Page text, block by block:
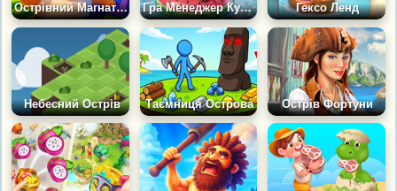
Острівний Магнат Кешчаббіс Гра Менеджер Курорту: Острів Капібар Гексо Ленд
Небесний Острів Таємниця Острова Острів Фортуни